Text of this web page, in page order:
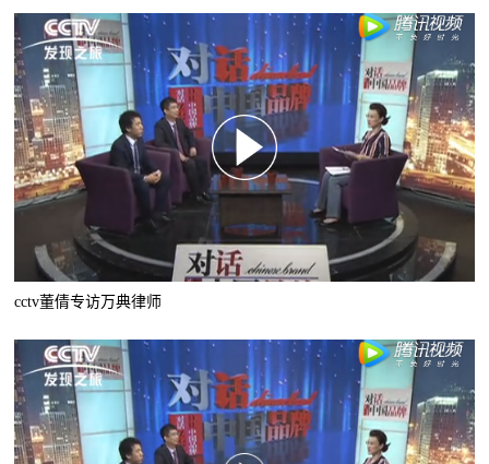
cctv董倩专访万典律师